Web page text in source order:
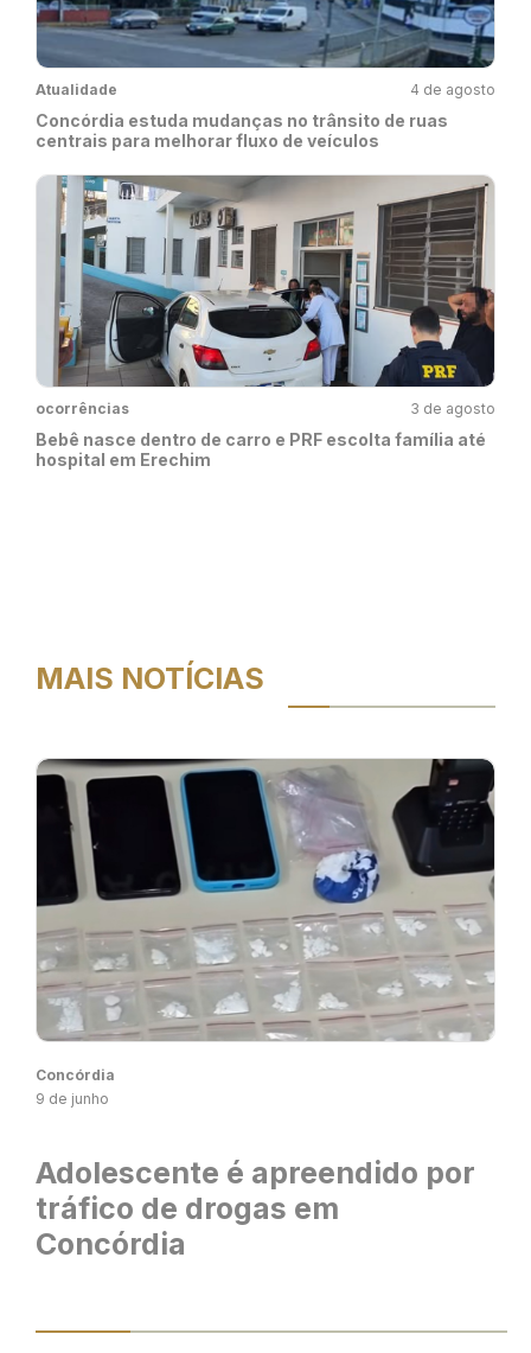
Atualidade 4 de agosto
Concórdia estuda mudanças no trânsito de ruas
centrais para melhorar fluxo de veículos
ocorrências 3 de agosto
Bebê nasce dentro de carro e PRF escolta família até
hospital em Erechim
MAIS NOTÍCIAS
Concórdia
9 de junho
Adolescente é apreendido por
tráfico de drogas em
Concórdia